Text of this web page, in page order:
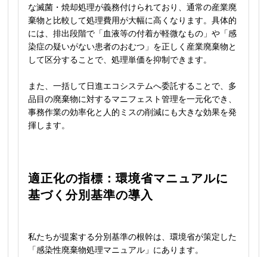
な滅菌・焼却処理が義務付けられており、通常の産業廃
棄物と比較して処理費用が大幅に高くなります。具体的
には、排出段階で「血液等の付着が軽微なもの」や「感
染症の疑いがない患者のおむつ」を正しく産業廃棄物と
して区分することで、処理単価を抑制できます。
また、一括して日進エコシステムへ委託することで、多
品目の廃棄物に対するマニフェスト管理を一元化でき、
事務作業の効率化と人的ミスの削減にも大きな効果を発
揮します。
適正化の指標：環境省マニュアルに
基づく分別基準の導入
私たちが提案する分別基準の根幹は、環境省が策定した
「感染性廃棄物処理マニュアル」にあります。